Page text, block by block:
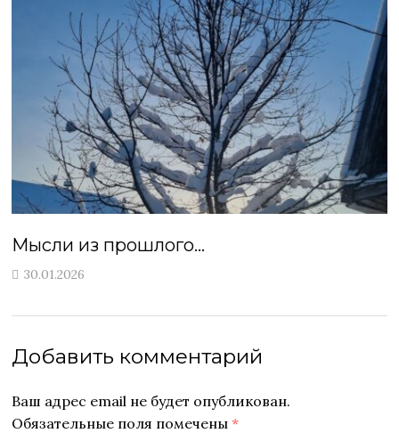
Мысли из прошлого…
30.01.2026
Добавить комментарий
Ваш адрес email не будет опубликован.
Обязательные поля помечены*